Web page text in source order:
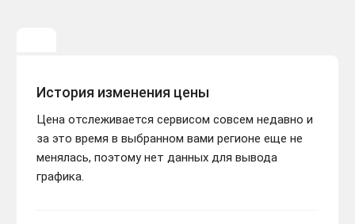
История изменения цены
Цена отслеживается сервисом совсем недавно и
за это время в выбранном вами регионе еще не
менялась, поэтому нет данных для вывода
графика.